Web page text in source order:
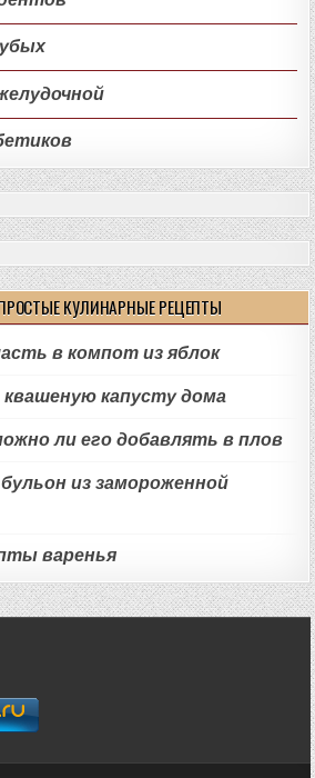
КУЛИНАРНЫЕ РЕЦЕПТЫ
в компот из яблок
капусту дома
ли его добавлять в плов
из замороженной
варенья